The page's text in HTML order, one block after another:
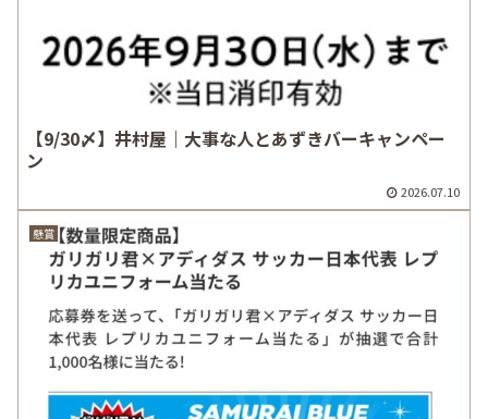
【9/30〆】井村屋｜大事な人とあずきバーキャンペー
ン
2026.07.10
懸賞